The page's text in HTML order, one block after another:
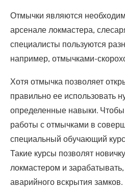
Отмычки являются
арсенале локмастера,
специалисты пользуются
например, отмычками-
Хотя отмычка позволяет
правильно ее использовать
определенные навыки. Чтобы
работы с отмычками в
специальный обучающий
Такие курсы позволят
локмастером и
аварийного вскрытия замков.